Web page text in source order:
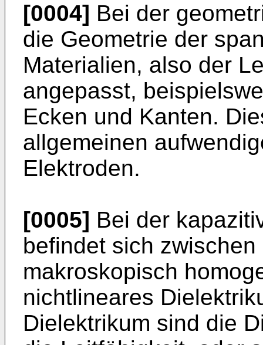
[0004] Bei der
die Geometrie der
Materialien, also der
angepasst,
Ecken und Kanten.
allgemeinen
Elektroden.
[0005] Bei der
befindet sich
makroskopisch
nichtlineares
Dielektrikum sind die